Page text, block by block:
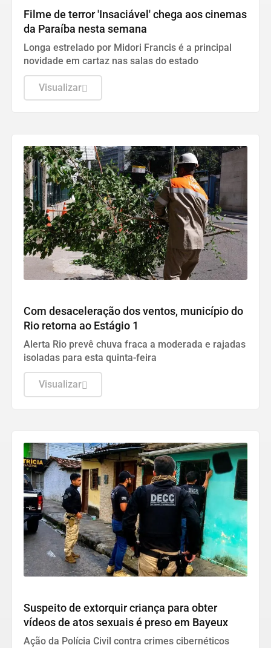
Filme de terror 'Insaciável' chega aos cinemas
da Paraíba nesta semana
Longa estrelado por Midori Francis é a principal
novidade em cartaz nas salas do estado
Visualizar
Com desaceleração dos ventos, município do
Rio retorna ao Estágio 1
Alerta Rio prevê chuva fraca a moderada e rajadas
isoladas para esta quinta-feira
Visualizar
Suspeito de extorquir criança para obter
vídeos de atos sexuais é preso em Bayeux
Ação da Polícia Civil contra crimes cibernéticos